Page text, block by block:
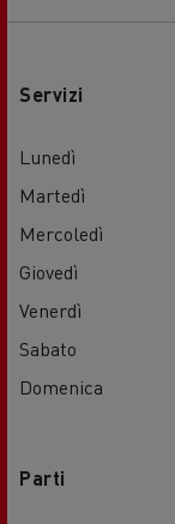
Servizi
Lunedì
Martedì
Mercoledì
Giovedì
Venerdì
Sabato
Domenica
Parti